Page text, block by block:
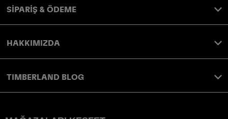
SİPARİŞ & ÖDEME
HAKKIMIZDA
TIMBERLAND BLOG